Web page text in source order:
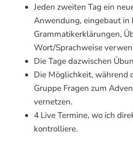
Jeden zweiten Tag ein
Anwendung, eingebaut
Grammatikerklärungen,
Wort/Sprachweise
Die Tage dazwischen
Die Möglichkeit, während
Gruppe Fragen zum
vernetzen.
4 Live Termine, wo ich
kontrolliere.